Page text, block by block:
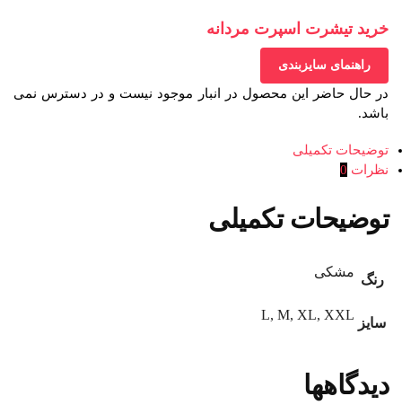
خرید تیشرت اسپرت مردانه
راهنمای سایزبندی
در حال حاضر این محصول در انبار موجود نیست و در دسترس نمی
باشد.
توضیحات تکمیلی
نظرات 0
توضیحات تکمیلی
رنگ
مشکی
سایز
L, M, XL, XXL
دیدگاهها